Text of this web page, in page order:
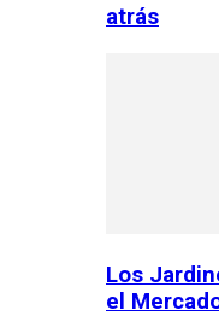
atrás
Los
el